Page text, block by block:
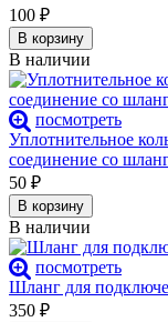
100 ₽
В корзину
В наличии
посмотреть
Уплотнительное
соединение со
50 ₽
В корзину
В наличии
посмотреть
Шланг для
350 ₽